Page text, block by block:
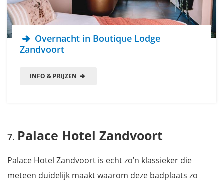
Overnacht in Boutique Lodge
Zandvoort
INFO & PRIJZEN
Palace Hotel Zandvoort
Palace Hotel Zandvoort is echt zo’n klassieker die
meteen duidelijk maakt waarom deze badplaats zo